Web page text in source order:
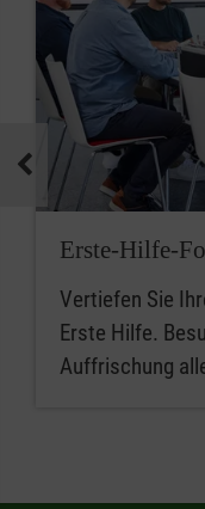
Erste-Hilfe-
Vertiefen Sie
Erste Hilfe.
Auffrischung